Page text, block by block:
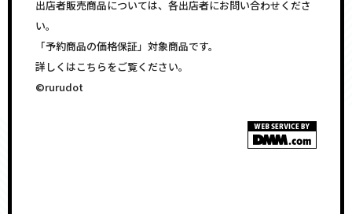
出店者販売商品については、各出店者にお問い合わせくださ
い。
「予約商品の価格保証」対象商品です。
詳しくはこちらをご覧ください。
©rurudot